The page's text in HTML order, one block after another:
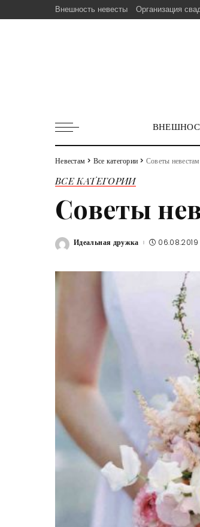
Внешность невесты Организация
Невестам > Все категории > Советы
ВСЕ КАТЕГОРИИ
Советы
Posted
Идеальная дружка 06.08.2019